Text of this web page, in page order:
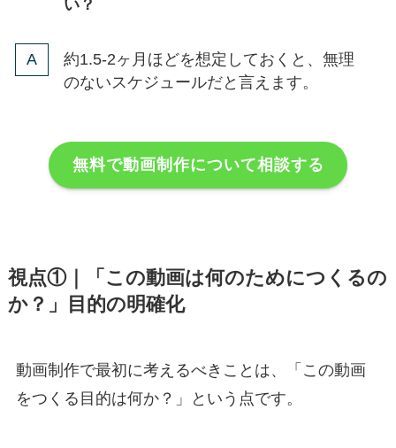
い？
約1.5-2ヶ月ほどを想定しておくと、無理
のないスケジュールだと言えます。
無料で動画制作について相談する
視点①｜「この動画は何のためにつくるの
か？」目的の明確化
動画制作で最初に考えるべきことは、「この動画
をつくる目的は何か？」という点です。